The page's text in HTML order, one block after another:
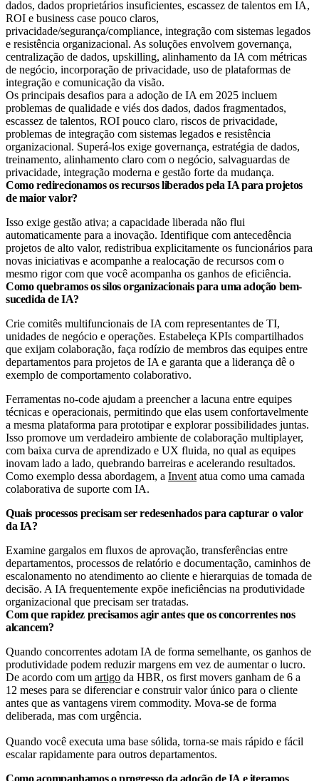
Os principais desafios para a adoção de IA em 2025 incluem
problemas de qualidade e viés dos dados, dados fragmentados,
escassez de talentos, ROI pouco claro, riscos de privacidade,
problemas de integração com sistemas legados e resistência
organizacional. Superá-los exige governança, estratégia de dados,
treinamento, alinhamento claro com o negócio, salvaguardas de
privacidade, integração moderna e gestão forte da mudança.
Como redirecionamos os recursos liberados pela IA para projetos
de maior valor?
Isso exige gestão ativa; a capacidade liberada não flui
automaticamente para a inovação. Identifique com antecedência
projetos de alto valor, redistribua explicitamente os funcionários para
novas iniciativas e acompanhe a realocação de recursos com o
mesmo rigor com que você acompanha os ganhos de eficiência.
Como quebramos os silos organizacionais para uma adoção bem-
sucedida de IA?
Crie comitês multifuncionais de IA com representantes de TI,
unidades de negócio e operações. Estabeleça KPIs compartilhados
que exijam colaboração, faça rodízio de membros das equipes entre
departamentos para projetos de IA e garanta que a liderança dê o
exemplo de comportamento colaborativo.
Ferramentas no-code ajudam a preencher a lacuna entre equipes
técnicas e operacionais, permitindo que elas usem confortavelmente
a mesma plataforma para prototipar e explorar possibilidades juntas.
Isso promove um verdadeiro ambiente de colaboração multiplayer,
com baixa curva de aprendizado e UX fluida, no qual as equipes
inovam lado a lado, quebrando barreiras e acelerando resultados.
Como exemplo dessa abordagem, a Invent atua como uma camada
colaborativa de suporte com IA.
Quais processos precisam ser redesenhados para capturar o valor
da IA?
Examine gargalos em fluxos de aprovação, transferências entre
departamentos, processos de relatório e documentação, caminhos de
escalonamento no atendimento ao cliente e hierarquias de tomada de
decisão. A IA frequentemente expõe ineficiências na produtividade
organizacional que precisam ser tratadas.
Com que rapidez precisamos agir antes que os concorrentes nos
alcancem?
Quando concorrentes adotam IA de forma semelhante, os ganhos de
produtividade podem reduzir margens em vez de aumentar o lucro.
De acordo com um artigo da HBR, os first movers ganham de 6 a
12 meses para se diferenciar e construir valor único para o cliente
antes que as vantagens virem commodity. Mova-se de forma
deliberada, mas com urgência.
Quando você executa uma base sólida, torna-se mais rápido e fácil
escalar rapidamente para outros departamentos.
Como acompanhamos o progresso da adoção de IA e iteramos